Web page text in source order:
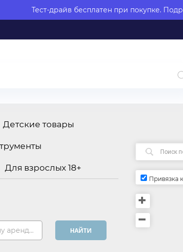
Тест-драйв бесплатен при покупке.
Детские товары
Для взрослых 18+
НАЙТИ
Хочу арендовать...
Привязка